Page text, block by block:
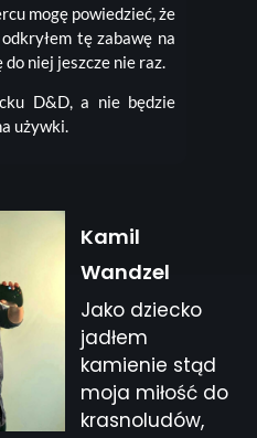
mogę powiedzieć, że
tę zabawę na
niej jeszcze nie raz.
D&D, a nie będzie
używki.
Kamil
Wandzel
Jako dziecko
jadłem
kamienie stąd
moja miłość do
krasnoludów,